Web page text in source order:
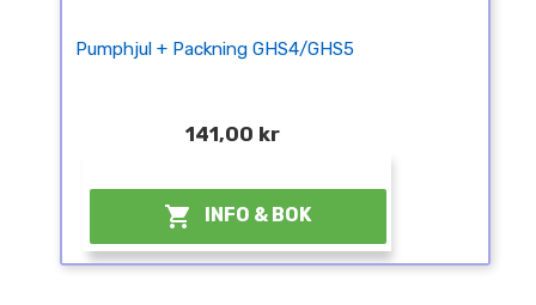
Pumphjul + Packning GHS4/GHS5
141,00 kr
 INFO & BOK